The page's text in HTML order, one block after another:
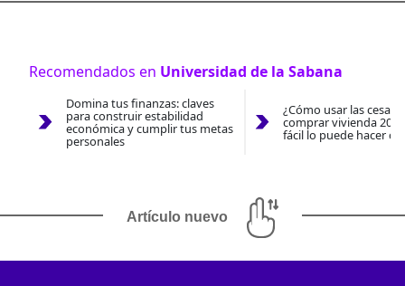
Recomendados en Universidad de la Sabana
Domina tus finanzas: claves
para construir estabilidad
económica y cumplir tus metas
personales
¿Cómo usar las
comprar vivienda
fácil lo puede hacer
Artículo nuevo